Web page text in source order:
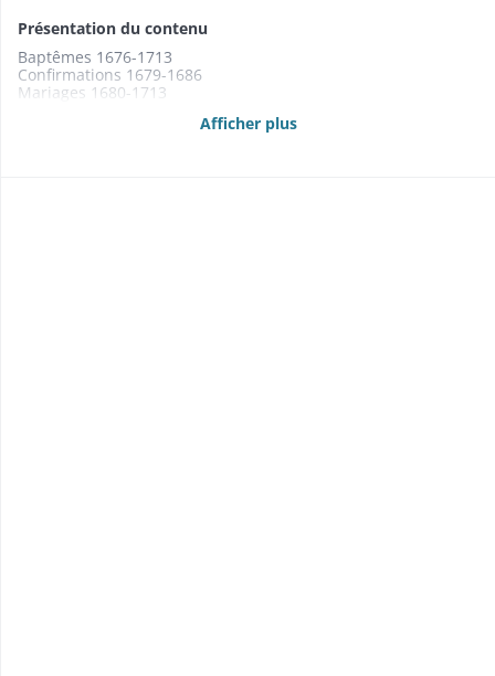
Présentation du contenu
Baptêmes 1676-1713
Confirmations 1679-1686
Mariages 1680-1713
Afficher plus